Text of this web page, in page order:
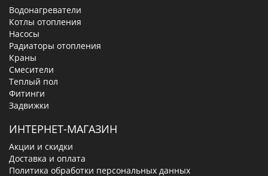
Водонагреватели
Котлы отопления
Насосы
Радиаторы отопления
Краны
Смесители
Теплый пол
Фитинги
Задвижки
ИНТЕРНЕТ-МАГАЗИН
Акции и скидки
Доставка и оплата
Политика обработки персональных данных